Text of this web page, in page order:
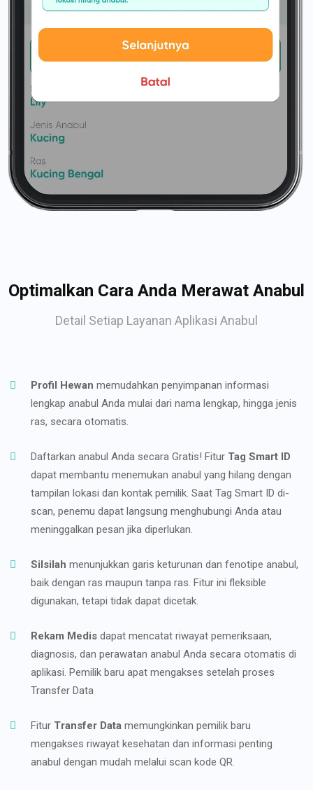
Optimalkan Cara Anda Merawat Anabul
Detail Setiap Layanan Aplikasi Anabul
Profil Hewan memudahkan penyimpanan informasi
lengkap anabul Anda mulai dari nama lengkap, hingga jenis
ras, secara otomatis.
Daftarkan anabul Anda secara Gratis! Fitur Tag Smart ID
dapat membantu menemukan anabul yang hilang dengan
tampilan lokasi dan kontak pemilik. Saat Tag Smart ID di-
scan, penemu dapat langsung menghubungi Anda atau
meninggalkan pesan jika diperlukan.
Silsilah menunjukkan garis keturunan dan fenotipe anabul,
baik dengan ras maupun tanpa ras. Fitur ini fleksible
digunakan, tetapi tidak dapat dicetak.
Rekam Medis dapat mencatat riwayat pemeriksaan,
diagnosis, dan perawatan anabul Anda secara otomatis di
aplikasi. Pemilik baru apat mengakses setelah proses
Transfer Data
Fitur Transfer Data memungkinkan pemilik baru
mengakses riwayat kesehatan dan informasi penting
anabul dengan mudah melalui scan kode QR.